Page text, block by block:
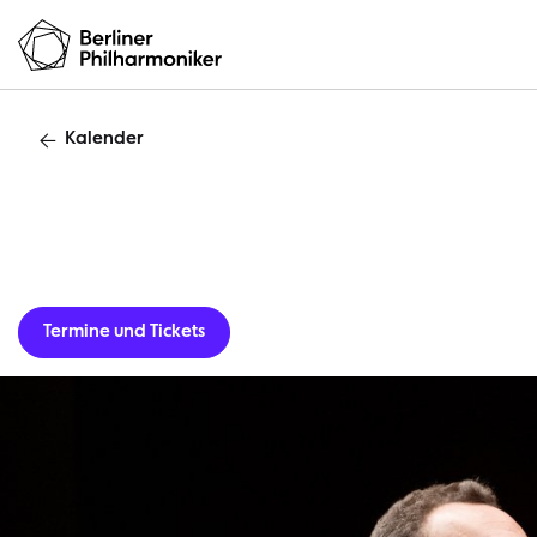
Kalender
Termine und Tickets